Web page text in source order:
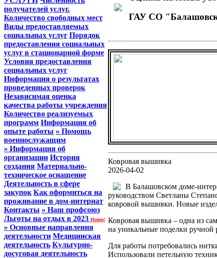
получателей услуг.
Количество свободных мест
Виды предоставляемых
социальных услуг Порядок
предоставления социальных
услуг в стационарной форме
Условия предоставления
социальных услуг
Информация о результатах
проведенных проверок
Независимая оценка
качества работы учреждения
Количество реализуемых
программ Информация об
опыте работы » Помощь
военнослужащим
» Информация об
организации История
создания Материально-
техническое оснащение
Деятельность в сфере
закупок Как оформиться на
проживание в дом-интернат
Контакты » Наш профсоюз
Льготы на отдых в 2023 Новое!
» Основные направления
деятельности Медицинская
деятельность Культурно-
досуговая деятельность
ГАУ СО
Ковровая вышивка
2026-04-02
В Балашовском доме-
руководством Светланы
ковровой вышивки. Новые
Ковровая вышивка – одна из
на уникальные поделки
Для работы потребовались
Использовали петельную